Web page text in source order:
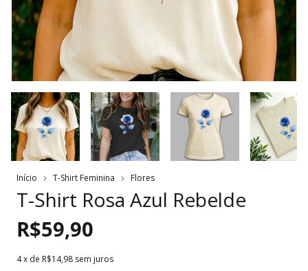
Início T-Shirt Feminina Flores
T-Shirt Rosa Azul Rebelde
R$59,90
4x de R$14,98 sem juros